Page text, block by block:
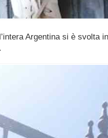
Argentina si è svolta